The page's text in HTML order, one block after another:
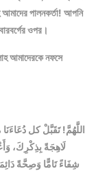
পালনকর্তা! আপনি
ওপর।
اللَّهُمَّ! تَقَبَّلْ كل
لَاهِجَةً بِذِكْرِكَ،
شِفَاءً تَامًّا وَصِحَّةً